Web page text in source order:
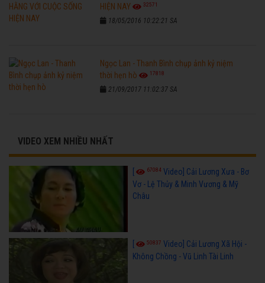
HIỆN NAY
32571
18/05/2016 10:22:21 SA
Ngọc Lan - Thanh Bình chụp ảnh kỷ niệm
thời hẹn hò
17818
21/09/2017 11:02:37 SA
VIDEO XEM NHIỀU NHẤT
[ 67084 Video] Cải Lương Xưa - Bơ
Vơ - Lệ Thủy & Minh Vương & Mỹ
Châu
50837 Video] Cải Lương Xã Hội -
Không Chồng - Vũ Linh Tài Linh